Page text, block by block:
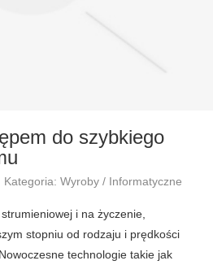
do szybkiego
Kategoria: Wyroby / Informatyczne
i na życzenie,
stopniu od rodzaju i prędkości
technologie takie jak